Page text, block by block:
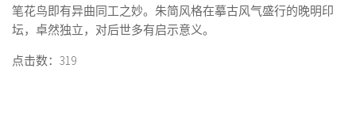
笔花鸟即有异曲同工之妙。朱简风格在摹古风气盛行的晚明印
坛，卓然独立，对后世多有启示意义。
点击数：319